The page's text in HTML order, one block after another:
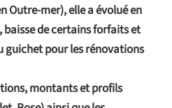
Outre-mer), elle a évolué en
baisse de certains forfaits et
guichet pour les rénovations
montants et profils